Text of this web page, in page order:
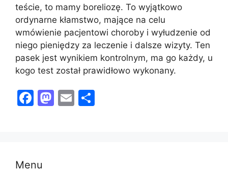
teście, to mamy boreliozę. To wyjątkowo
ordynarne kłamstwo, mające na celu
wmówienie pacjentowi choroby i wyłudzenie od
niego pieniędzy za leczenie i dalsze wizyty. Ten
pasek jest wynikiem kontrolnym, ma go każdy, u
kogo test został prawidłowo wykonany.
F
b
M E
Menu